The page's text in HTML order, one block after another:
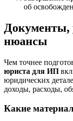
об
Документы,
нюансы
Чем точнее
юриста для ИП
юридических
доходы, расходы,
Какие